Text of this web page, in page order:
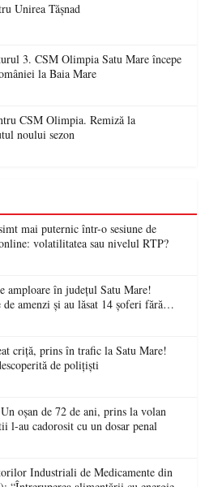
Unirea Tășnad
3. CSM Olimpia Satu Mare începe
la Baia Mare
CSM Olimpia. Remiză la
noului sezon
mai puternic într-o sesiune de
volatilitatea sau nivelul RTP?
amploare în județul Satu Mare!
amenzi și au lăsat 14 șoferi fără
criță, prins în trafic la Satu Mare!
de polițiști
oșan de 72 de ani, prins la volan
l-au cadorosit cu un dosar penal
Industriali de Medicamente din